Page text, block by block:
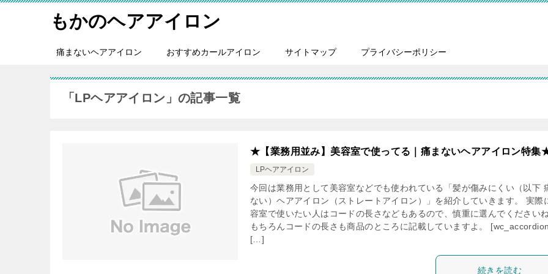
もかのヘアアイロン
痛まないヘアアイロン おすすめカールアイロン サイトマップ プライバシーポリシー
「LPヘアアイロン」の記事一覧
★【業務用並み】美容室で使ってる｜痛まないヘアアイロン特集
LPヘアアイロン
今回は業務用として美容室などでも使われている「髪が傷みにくい（以下
ない）ヘアアイロン（ストレートアイロン）」を紹介していきます。 実際
容室で使いたい人はコードの長さなどもあるので、慎重に選んでくださいね
もちろんコードの長さも商品のところに記載していますよ。 [wc_accordion
[…]
続きを読む